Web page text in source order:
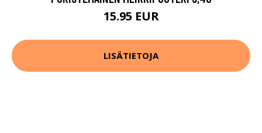
15.95 EUR
LISÄTIETOJA